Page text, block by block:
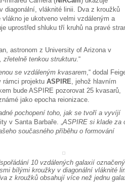
diagonální, vláknité linii. Dva z kroužků
je ukotveno velmi vzdáleným a
uprostřed shluku tří kruhů na pravé
astronom z University of Arizona v
zřetelně tenkou strukturu.“
se vzdáleným kvasarem,“ dodal
rámci projektu ASPIRE, jehož hlavním
bude ASPIRE pozorovat 25 kvasarů,
jako epocha reionizace.
pochopení toho, jak se tvoří a vyvíjí
v Santa Barbaře. „ASPIRE si klade za
současného příběhu o formování
10 vzdálených galaxií
bílými kroužky v diagonální vláknité
z kroužků obsahují více než jednu